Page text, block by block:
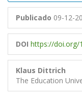
Publicado 09-12-
DOI https://doi.org/
Klaus Dittrich
The Education